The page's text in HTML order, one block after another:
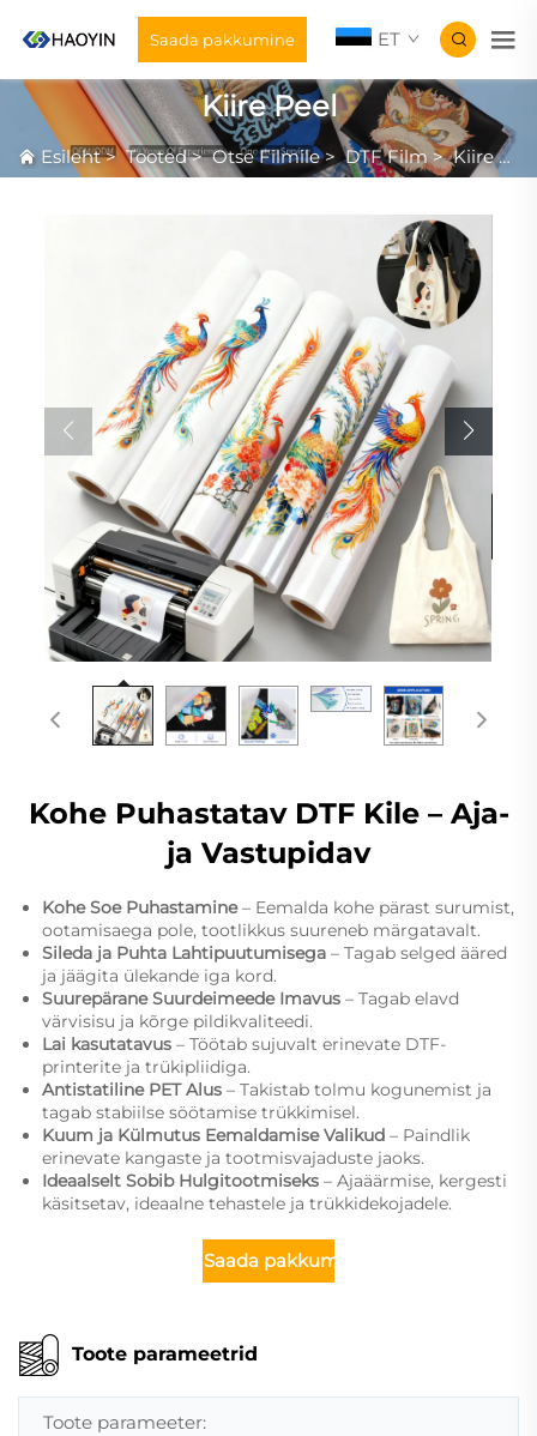
Saada pakkumine ET
Kiire Peel
Esileht>Tooted>Otse Filmile>DTF Film>Kiire Peel
Kohe Puhastatav DTF Kile – Aja-
ja Vastupidav
Kohe Soe Puhastamine– Eemalda kohe pärast surumist,
ootamisaega pole, tootlikkus suureneb märgatavalt.
Sileda ja Puhta Lahtipuutumisega – Tagab selged ääred
ja jäägita ülekande iga kord.
Suurepärane Suurdeimeede Imavus – Tagab elavd
värvisisu ja kõrge pildikvaliteedi.
Lai kasutatavus – Töötab sujuvalt erinevate DTF-
printerite ja trükipliidiga.
Antistatiline PET Alus – Takistab tolmu kogunemist ja
tagab stabiilse söötamise trükkimisel.
Kuum ja Külmutus Eemaldamise Valikud – Paindlik
erinevate kangaste ja tootmisvajaduste jaoks.
Ideaalselt Sobib Hulgitootmiseks – Ajaäärmise, kergesti
käsitsetav, ideaalne tehastele ja trükkidekojadele.
Saada pakkumine
Toote parameetrid
Toote parameeter: